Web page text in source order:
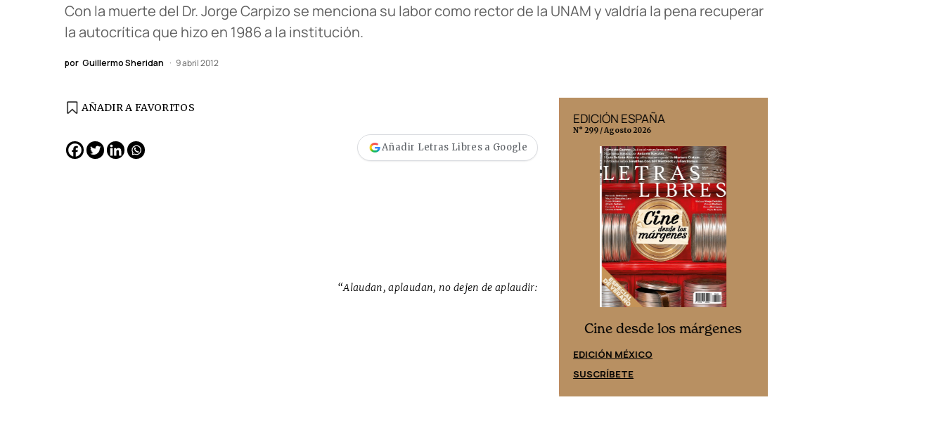
Con la muerte del Dr. Jorge Carpizo se menciona su labor como rector de la UNAM y valdría la pena recuperar
la autocrítica que hizo en 1986 a la institución.
por Guillermo Sheridan 9 abril 2012
AÑADIR A FAVORITOS
Añadir Letras Libres a Google
“Alaudan, aplaudan, no dejen de aplaudir:
EDICIÓN ESPAÑA
N° 299 / Agosto 2026
Cine desde los márgenes
EDICIÓN MÉXICO
SUSCRÍBETE